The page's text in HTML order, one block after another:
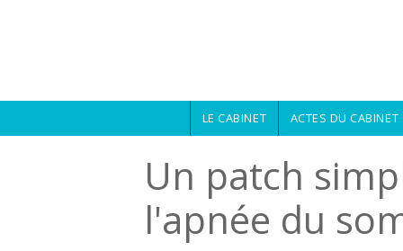
LE CABINET ACTES DU CABINET
Un patch
l'apnée du